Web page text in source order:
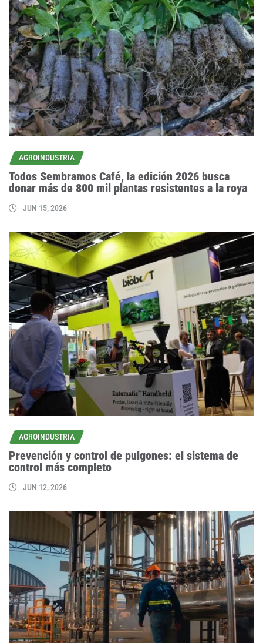
AGROINDUSTRIA
Todos Sembramos Café, la edición 2026 busca
donar más de 800 mil plantas resistentes a la roya
JUN 15, 2026
AGROINDUSTRIA
Prevención y control de pulgones: el sistema de
control más completo
JUN 12, 2026